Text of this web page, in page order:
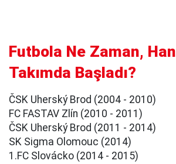
Futbola Ne Zaman,
Takımda Başladı?
ČSK Uherský Brod (2004 - 2010)
FC FASTAV Zlín (2010 - 2011)
ČSK Uherský Brod (2011 - 2014)
SK Sigma Olomouc (2014)
1.FC Slovácko (2014 - 2015)